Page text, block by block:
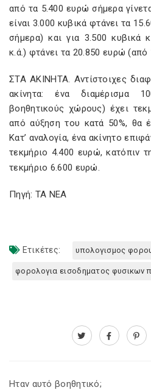
από τα 5.400 ευρώ σήµερα
είναι 3.000 κυβικά φτάνει τα
σήµερα) και για 3.500 κυβικά
κ.ά.) φτάνει τα 20.850 ευρώ
ΣΤΑ ΑΚΙΝΗΤΑ. Αντίστοιχες
ακίνητα: ένα διαµέρισµα
βοηθητικούς χώρους) έχει
από αύξηση του κατά 50%, θα
Κατ’ αναλογία, ένα ακίνητο
τεκµήριο 4.400 ευρώ, κατόπιν
τεκµήριο 6.600 ευρώ.
Πηγή: ΤΑ ΝΕΑ
Ετικέτες: υπολογισμος
φορολογια εισοδηματος
Ηταν αυτό βοηθητικό;